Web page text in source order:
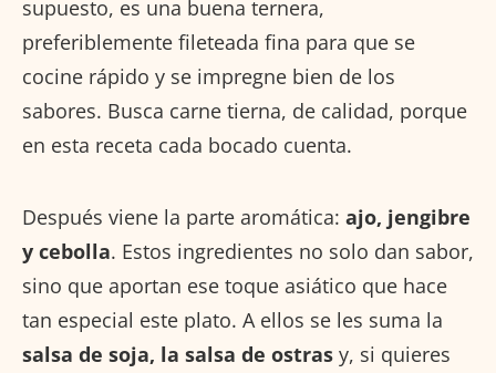
supuesto, es una buena ternera,
preferiblemente fileteada fina para que se
cocine rápido y se impregne bien de los
sabores. Busca carne tierna, de calidad, porque
en esta receta cada bocado cuenta.
Después viene la parte aromática: ajo, jengibre
y cebolla. Estos ingredientes no solo dan sabor,
sino que aportan ese toque asiático que hace
tan especial este plato. A ellos se les suma la
salsa de soja, la salsa de ostras y, si quieres